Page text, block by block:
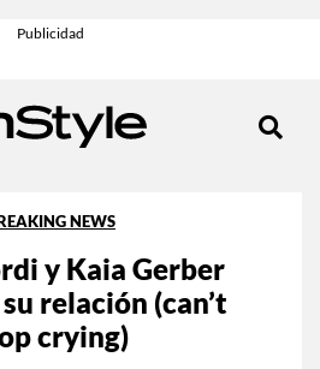
NEWS
y Kaia Gerber
relación (can’t
crying)